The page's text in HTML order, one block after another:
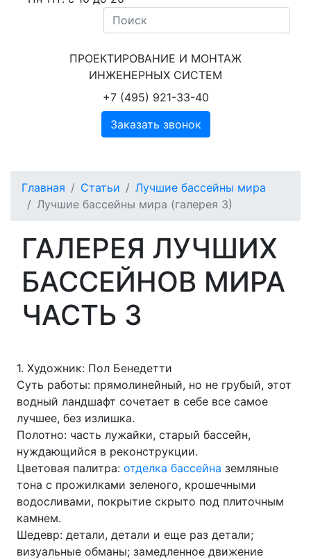
ПРОЕКТИРОВАНИЕ И МОНТАЖ
ИНЖЕНЕРНЫХ СИСТЕМ
+7 (495) 921-33-40
Заказать звонок
Главная Статьи
Лучшие бассейны мира
Лучшие бассейны мира (галерея 3)
ГАЛЕРЕЯ ЛУЧШИХ
БАССЕЙНОВ МИРА
ЧАСТЬ 3
1. Художник: Пол Бенедетти
Суть работы: прямолинейный, но не грубый, этот
водный ландшафт сочетает в себе все самое
лучшее, без излишка.
Полотно: часть лужайки, старый бассейн,
нуждающийся в реконструкции.
Цветовая палитра: отделка бассейна земляные
тона с прожилками зеленого, крошечными
водосливами, покрытие скрыто под плиточным
камнем.
Шедевр: детали, детали и еще раз детали;
визуальные обманы; замедленное движение